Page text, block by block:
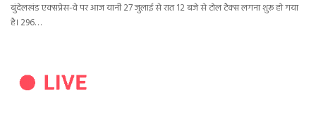
बुंदेलखंड एक्सप्रेस-वे पर आज यानी 27 जुलाई से रात 12 बजे से टोल टैक्स लगना शुरू हो गया
है। 296…